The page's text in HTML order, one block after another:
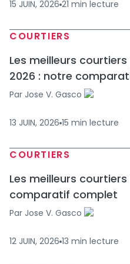
15 JUIN, 2026 21 min lecture
COURTIERS
Les meilleurs
2026 : notre
Par Jose V. Gasco
13 JUIN, 2026 15 min lecture
COURTIERS
Les meilleurs courtiers
comparatif complet
Par Jose V. Gasco
12 JUIN, 2026 13 min lecture